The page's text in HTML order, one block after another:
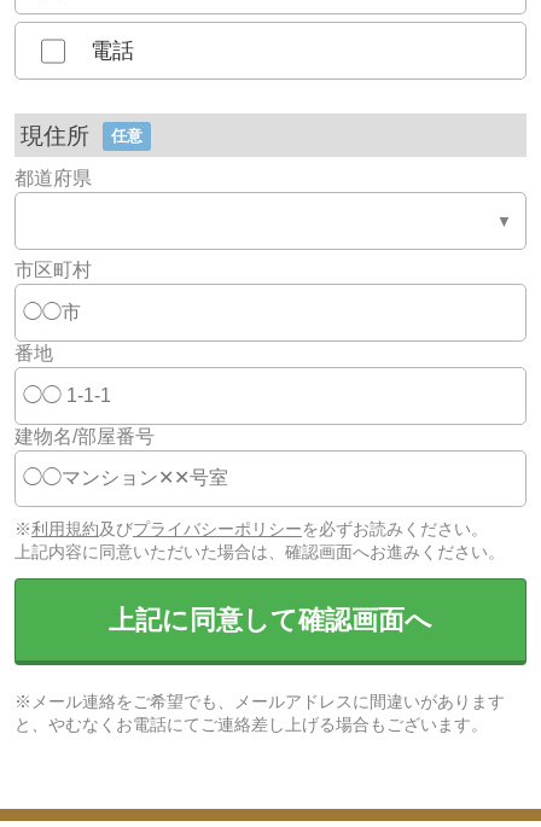
電話
現住所 任意
都道府県
市区町村
番地
建物名/部屋番号
※利用規約及びプライバシーポリシーを必ずお読みください。
上記内容に同意いただいた場合は、確認画面へお進みください。
上記に同意して確認画面へ
※メール連絡をご希望でも、メールアドレスに間違いがあります
と、やむなくお電話にてご連絡差し上げる場合もございます。